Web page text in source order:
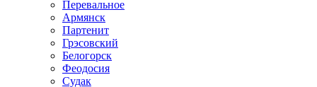
Перевальное
Армянск
Партенит
Грэсовский
Белогорск
Феодосия
Судак